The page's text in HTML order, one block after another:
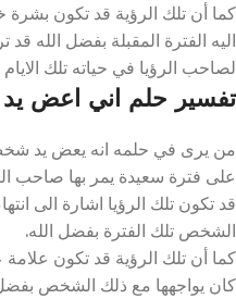
كما أن تلك الرؤية قد تكون
اليه الفترة المقبلة بفضل الله
لصاحب الرؤيا في حياته تلك الايام
تفسير حلم اني اعض
من يرى في حلمه انه يعض يد
على فترة سعيدة يمر بها صاحب
قد تكون تلك الرؤيا اشارة الى
الشخص تلك الفترة بفضل الله.
كما أن تلك الرؤية قد تكون
كان يواجهها مع ذلك الشخص بفضل